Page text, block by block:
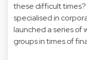
these difficult times?
specialised in
launched a series of
groups in times of